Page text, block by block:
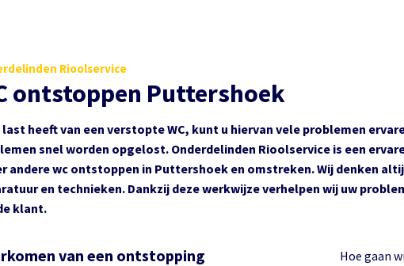
Rioolservice
ontstoppen Puttershoek
last heeft van een verstopte WC, kunt u hiervan vele problemen
snel worden opgelost. Onderdelinden Rioolservice is een
andere wc ontstoppen in Puttershoek en omstreken. Wij denken
en technieken. Dankzij deze werkwijze verhelpen wij uw
klant.
van een ontstopping
Hoe gaan